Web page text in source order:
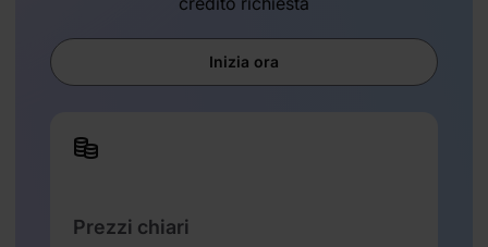
Inizia ora
Prezzi chiari